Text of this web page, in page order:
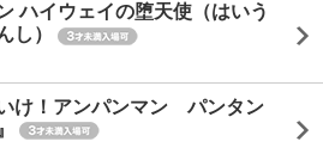
ハイウェイの堕天使（はいう
し）
け！アンパンマン パンタン